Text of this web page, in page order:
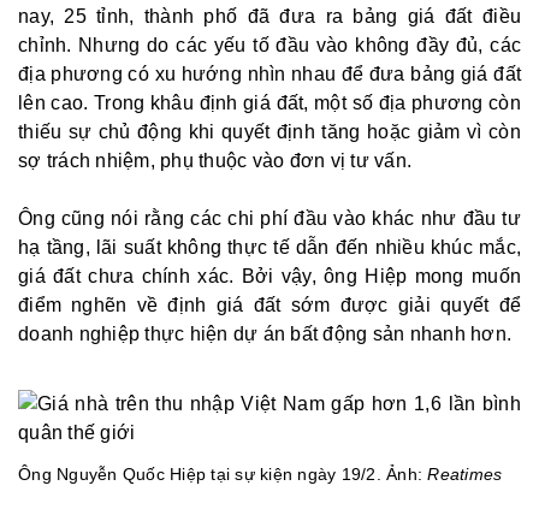
nay, 25 tỉnh, thành phố đã đưa ra bảng giá đất điều
chỉnh. Nhưng do các yếu tố đầu vào không đầy đủ, các
địa phương có xu hướng nhìn nhau để đưa bảng giá đất
lên cao. Trong khâu định giá đất, một số địa phương còn
thiếu sự chủ động khi quyết định tăng hoặc giảm vì còn
sợ trách nhiệm, phụ thuộc vào đơn vị tư vấn.
Ông cũng nói rằng các chi phí đầu vào khác như đầu tư
hạ tầng, lãi suất không thực tế dẫn đến nhiều khúc mắc,
giá đất chưa chính xác. Bởi vậy, ông Hiệp mong muốn
điểm nghẽn về định giá đất sớm được giải quyết để
doanh nghiệp thực hiện dự án bất động sản nhanh hơn.
Ông Nguyễn Quốc Hiệp tại sự kiện ngày 19/2. Ảnh:Reatimes